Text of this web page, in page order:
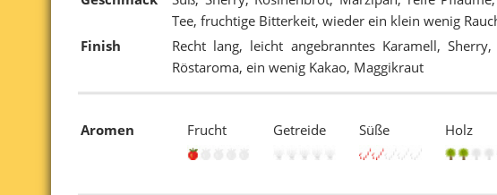
Tee, fruchtige Bitterkeit, wieder ein klein wenig
Finish
Recht lang, leicht angebranntes Karamell,
Röstaroma, ein wenig Kakao, Maggikraut
Aromen Frucht Getreide Süße Holz